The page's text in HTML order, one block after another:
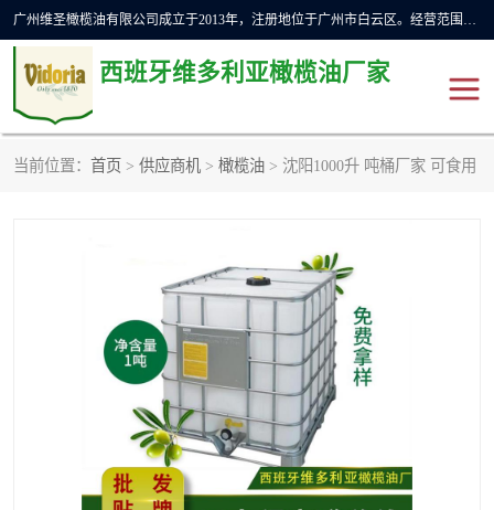
广州维圣橄榄油有限公司成立于2013年，注册地位于广州市白云区。经营范围包括饲料原料销售;畜牧渔业饲料销售;化妆品批发;贸易经纪;食品进出口等，主要产品有：橄榄果渣油，橄榄油，纯橄榄油等。
西班牙维多利亚橄榄油厂家
当前位置： 首页 > 供应商机 > 橄榄油 > 沈阳1000升 吨桶厂家 可食用
精炼橄榄油